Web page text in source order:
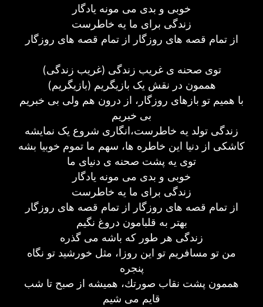
خوبی و بدی می مونه یادگار
زندگی برای ما یه خاطرست
از تمام قصه های روزگار از تمام قصه های روزگار
توی صحنه ی غریب زندگی (غریب زندگی)
هممون در نقش یک بازیگریم (بازیگریم)
با همیم تو بازهای روزگار، از درون هم ولی بی خبریم
بی خبریم
زندگی تولد یه خاطرست،انگاری شروع یک نمایشه
کاشکی از دنیا این خاطره ها، سهم ما تموم خوبیا بشه
توی یه پشت صحنه ی دنیای ما
خوبی و بدی می مونه یادگار
زندگی برای ما یه خاطرست
از تمام قصه های روزگار از تمام قصه های روزگار
بهتر به قلبامون دروغ نگیم
زندگی هر طور که باشه می گذره
من تو مسافریم تو این روزا، مثل خورشید تو نگاه
پنجره
هممون پشت نقاب صورتك، همیشه از صبح تا شب
قایم می شیم